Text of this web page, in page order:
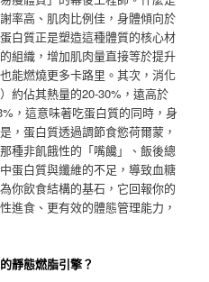
率高、肌肉比例佳，身體傾向於
白質正是塑造這種體質的核心材
組織，增加肌肉量直接等於提升
能燃燒更多卡路里。其次，消化
約佔其熱量的20-30%，遠高於
，這意味著吃蛋白質的同時，身
，蛋白質透過調節食慾荷爾蒙，
種非飢餓性的「嘴饞」、飯後總
蛋白質與纖維的不足，導致血糖
你飲食結構的基石，它回報你的
進食、更有效的體態管理能力，
靜態燃脂引擎？